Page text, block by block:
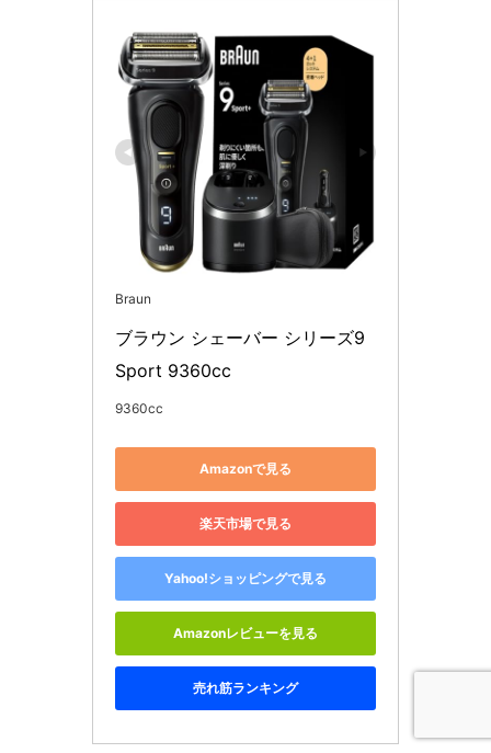
Braun
ブラウン シェーバー シリーズ9
Sport 9360cc
9360cc
Amazonで見る
楽天市場で見る
Yahoo!ショッピングで見る
Amazonレビューを見る
売れ筋ランキング